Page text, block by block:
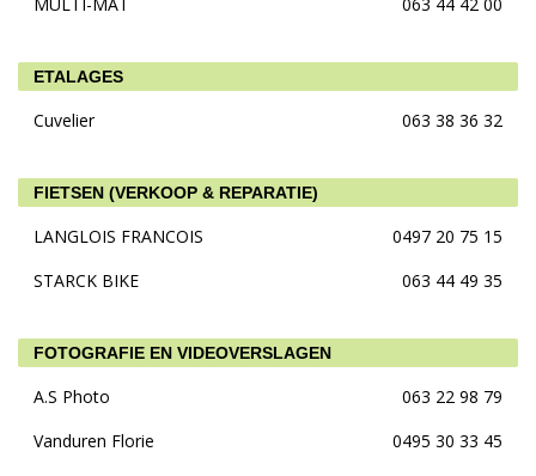
ETALAGES
Cuvelier 063 38 36 32
FIETSEN (VERKOOP & REPARATIE)
LANGLOIS FRANCOIS
0497 20 75 15
STARCK BIKE
063 44 49 35
FOTOGRAFIE EN VIDEOVERSLAGEN
A.S Photo
063 22 98 79
Vanduren Florie
0495 30 33 45